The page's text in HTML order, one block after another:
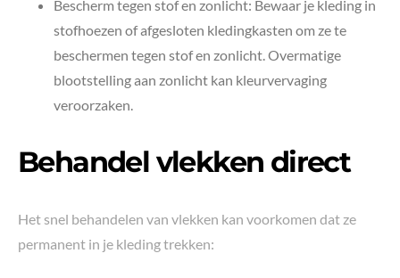
Bescherm tegen stof en zonlicht: Bewaar je kleding in
stofhoezen of afgesloten kledingkasten om ze te
beschermen tegen stof en zonlicht. Overmatige
blootstelling aan zonlicht kan kleurvervaging
veroorzaken.
Behandel vlekken direct
Het snel behandelen van vlekken kan voorkomen dat ze
permanent in je kleding trekken: